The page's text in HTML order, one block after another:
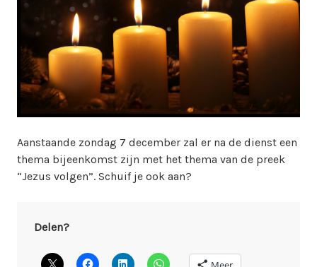
b
m
a
s
e
r
e
m
Aanstaande zondag 7 december zal er na de dienst een
thema bijeenkomst zijn met het thema van de preek
“Jezus volgen”. Schuif je ook aan?
Delen?